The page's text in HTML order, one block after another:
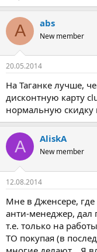
A abs
New member
20.05.2014
На Таганке лучше,
дисконтную карту
нормальную скидку
A AliskA
New member
12.08.2014
Мне в Дженсере,
анти-менеджер, дал
т.е. только на
ТО покупая (в